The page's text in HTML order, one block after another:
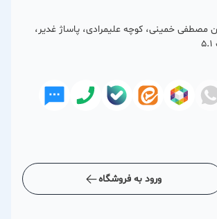
مصطفی خمینی، کوچه علیمرادی، پاساژ غدیر،
ورود به فروشگاه